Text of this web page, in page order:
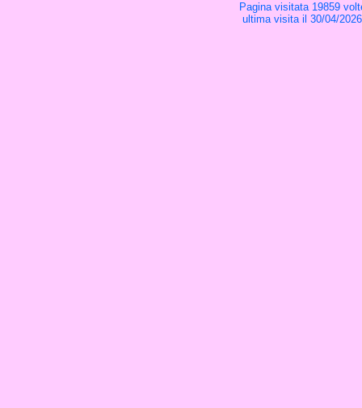
Pagina visitata 19859
ultima visita il 30/04/